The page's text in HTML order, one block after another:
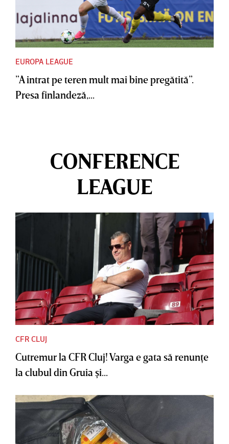
EUROPA LEAGUE
”A intrat pe teren mult mai bine pregătită”.
Presa finlandeză,...
CONFERENCE
LEAGUE
CFR CLUJ
Cutremur la CFR Cluj! Varga e gata să renunţe
la clubul din Gruia şi...